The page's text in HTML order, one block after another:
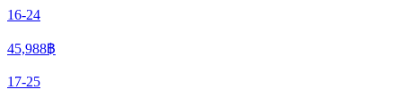
16-24
45,988฿
17-25